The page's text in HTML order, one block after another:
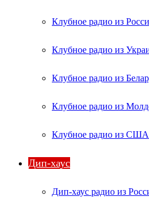
Клубное радио из
Клубное радио из
Клубное радио из
Клубное радио из
Клубное радио из США
Дип-хаус
Дип-хаус радио из